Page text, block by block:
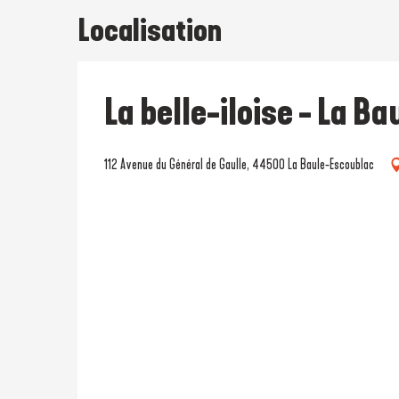
Localisation
La belle-iloise - La
112 Avenue du Général de Gaulle, 44500 La Baule-Escoublac